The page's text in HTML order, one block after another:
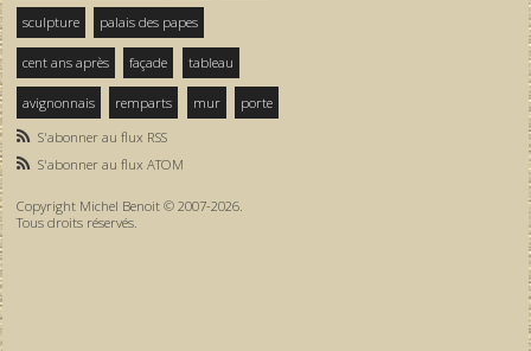
sculpture palais des papes
cent ans après façade tableau
avignonnais remparts mur
porte
S'abonner au flux RSS
S'abonner au flux ATOM
Copyright Michel Benoit © 2007-2026.
Tous droits réservés.